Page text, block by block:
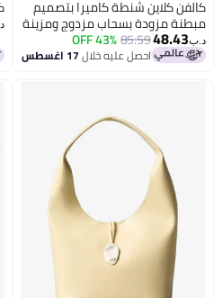
كالفن كلاين شنطة كاميرا بتصميم
مبطنة مزودة بسحاب مزدوج ومزينة
بشعار منقوش
د.ب‏48.43
85.59
43% OFF
احصل عليه خلال17 اغسطس